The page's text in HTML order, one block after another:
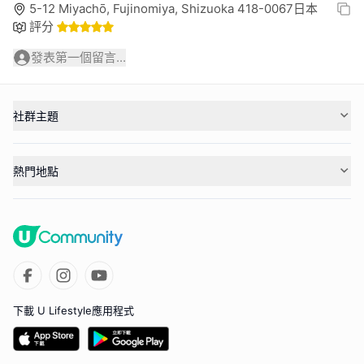
5-12 Miyachō, Fujinomiya, Shizuoka 418-0067日本
評分
發表第一個留言...
社群主題
熱門地點
下載 U Lifestyle應用程式